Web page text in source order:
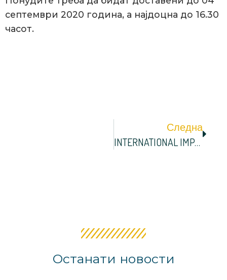
септември 2020 година, а најдоцна до 16.30
часот.
Следна
INTERNATIONAL IMPACT INDEX (3I Index)
Останати новости